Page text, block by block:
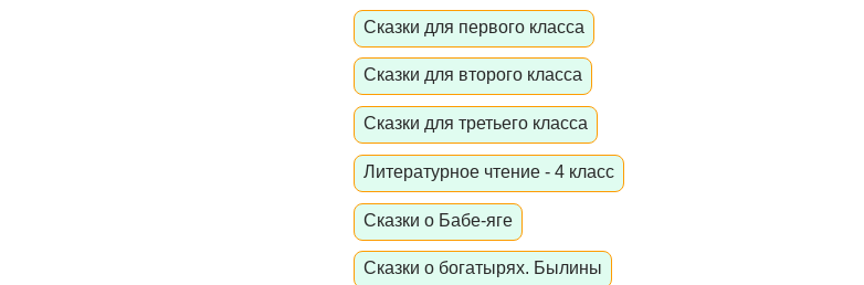
Сказки для первого класса
Сказки для второго класса
Сказки для третьего класса
Литературное чтение - 4 класс
Сказки о Бабе-яге
Сказки о богатырях. Былины